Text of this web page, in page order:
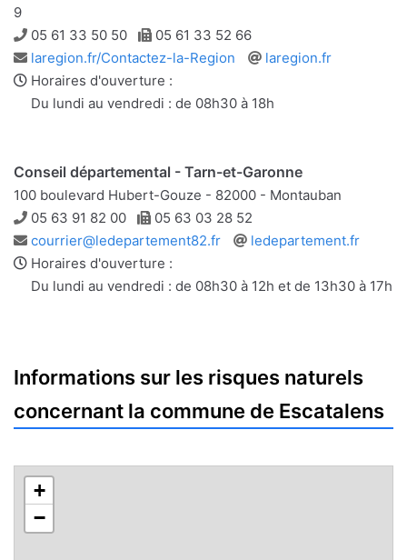
9
Téléphone
05 61 33 50 50 Télécopie
05 61 33 52 66
Adresse
e-
mail
laregion.fr/Contactez-la-Region
Site
laregion.fr
Horaires d'ouverture :
Du lundi au vendredi : de 08h30 à 18h
Conseil départemental - Tarn-et-Garonne
100 boulevard Hubert-Gouze - 82000 - Montauban
Téléphone
05 63 91 82 00 Télécopie
05 63 03 28 52
Adresse
e-
mail
courrier@ledepartement82.fr
Site
ledepartement.fr
Horaires d'ouverture :
Du lundi au vendredi : de 08h30 à 12h et de 13h30 à 17h
Informations sur les risques naturels
concernant la commune de Escatalens
+
−